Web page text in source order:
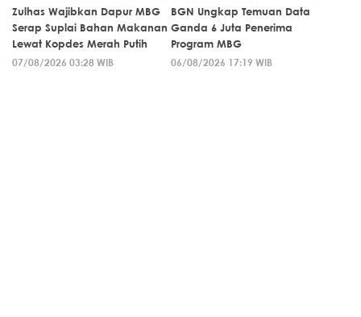
Zulhas Wajibkan Dapur MBG
Serap Suplai Bahan Makanan
Lewat Kopdes Merah Putih
07/08/2026 03:28 WIB
BGN Ungkap Temuan Data
Ganda 6 Juta Penerima
Program MBG
06/08/2026 17:19 WIB